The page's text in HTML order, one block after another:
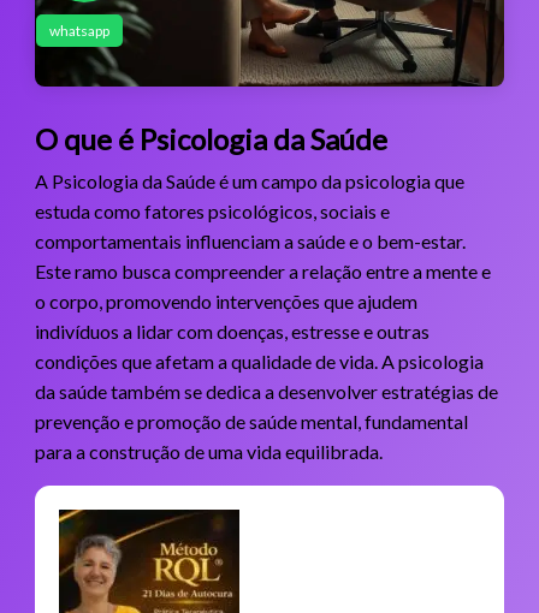
O que é Psicologia da Saúde
A Psicologia da Saúde é um campo da psicologia que
estuda como fatores psicológicos, sociais e
comportamentais influenciam a saúde e o bem-estar.
Este ramo busca compreender a relação entre a mente e
o corpo, promovendo intervenções que ajudem
indivíduos a lidar com doenças, estresse e outras
condições que afetam a qualidade de vida. A psicologia
da saúde também se dedica a desenvolver estratégias de
prevenção e promoção de saúde mental, fundamental
para a construção de uma vida equilibrada.
whatsapp